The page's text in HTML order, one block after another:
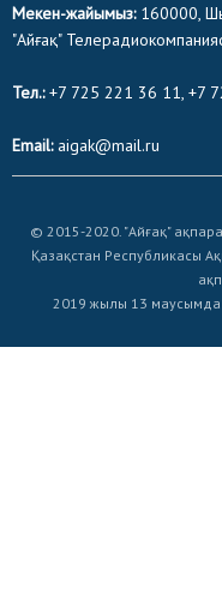
Мекен-жайымыз:160000,
"Айғақ"
Тел.:+7 725 221 36 11, +7
Email:aigak@mail.ru
© 2015-2020. "Айғақ"
Қазақстан Республикасы
2019 жылы 13 маусымда